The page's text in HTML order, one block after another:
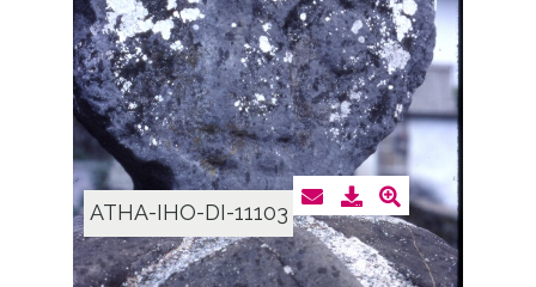
ATHA-IHO-DI-11103